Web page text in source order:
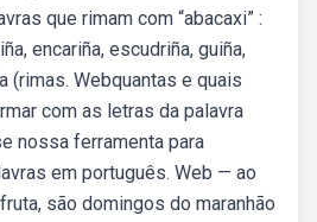
que rimam com “abacaxi” :
encariña, escudriña, guiña,
(rimas. Webquantas e quais
com as letras da palavra
nossa ferramenta para
em português. Web — ao
são domingos do maranhão